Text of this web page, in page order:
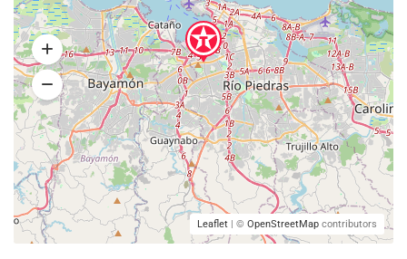
Leaflet | © OpenStreetMap contributors